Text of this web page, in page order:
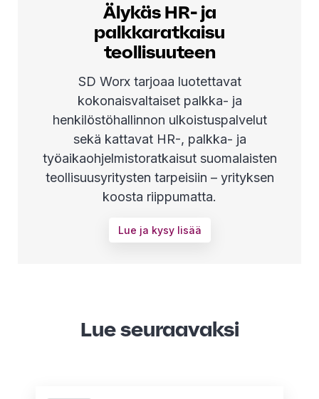
Älykäs HR- ja
palkkaratkaisu
teollisuuteen
SD Worx tarjoaa luotettavat
kokonaisvaltaiset palkka- ja
henkilöstöhallinnon ulkoistuspalvelut
sekä kattavat HR-, palkka- ja
työaikaohjelmistoratkaisut suomalaisten
teollisuusyritysten tarpeisiin – yrityksen
koosta riippumatta.
Lue ja kysy lisää
Lue seuraavaksi